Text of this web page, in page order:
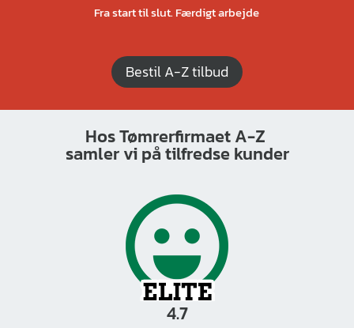
Fra start til slut. Færdigt arbejde
Bestil A-Z tilbud
Hos Tømrerfirmaet A-Z
samler vi på tilfredse kunder
4.7